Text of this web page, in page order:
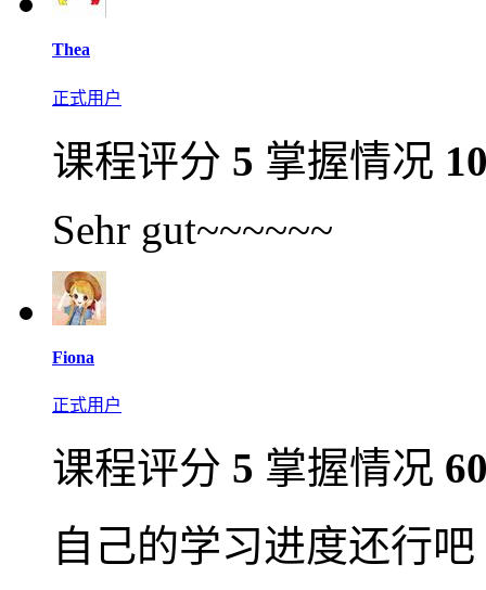
Thea
正式用户
课程评分 5 掌握情况
Sehr gut~~~~~~
Fiona
正式用户
课程评分 5 掌握情况
自己的学习进度还行吧